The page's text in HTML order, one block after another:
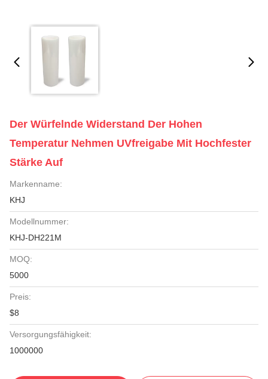
Der Würfelnde Widerstand Der Hohen
Temperatur Nehmen UVfreigabe Mit Hochfester
Stärke Auf
Markenname:
KHJ
Modellnummer:
KHJ-DH221M
MOQ:
5000
Preis:
$8
Versorgungsfähigkeit:
1000000